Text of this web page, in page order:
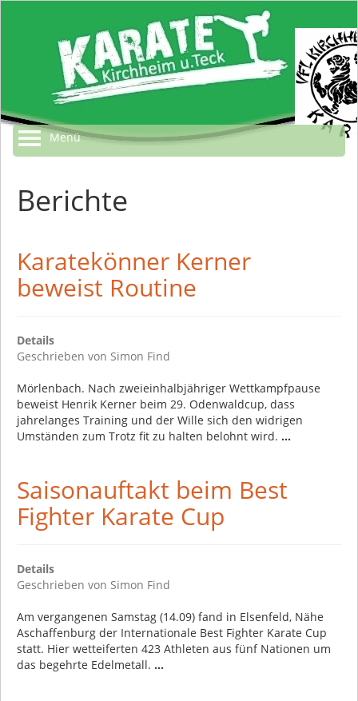
Menü
Berichte
Karatekönner Kerner
beweist Routine
Details
Geschrieben von Simon Find
Mörlenbach. Nach zweieinhalbjähriger Wettkampfpause
beweist Henrik Kerner beim 29. Odenwaldcup, dass
jahrelanges Training und der Wille sich den widrigen
Umständen zum Trotz fit zu halten belohnt wird. ...
Saisonauftakt beim Best
Fighter Karate Cup
Details
Geschrieben von Simon Find
Am vergangenen Samstag (14.09) fand in Elsenfeld, Nähe
Aschaffenburg der Internationale Best Fighter Karate Cup
statt. Hier wetteiferten 423 Athleten aus fünf Nationen um
das begehrte Edelmetall. ...